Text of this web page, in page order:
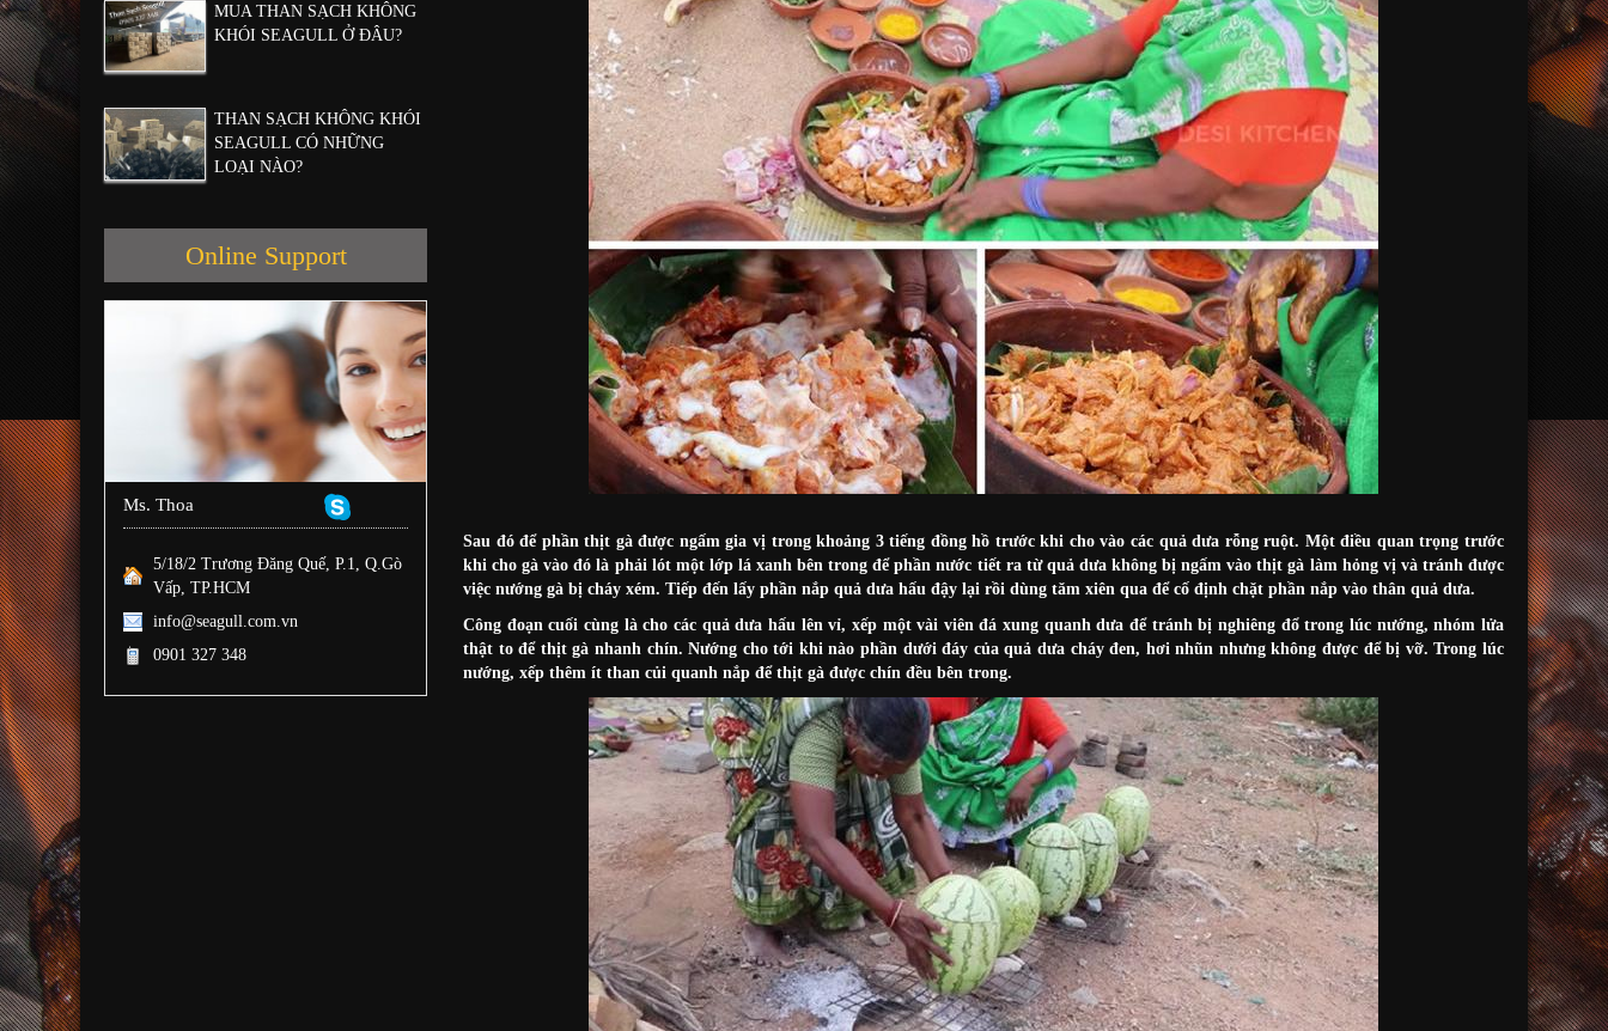
MUA THAN SẠCH KHÔNG
KHÓI SEAGULL Ở ĐÂU?
THAN SẠCH KHÔNG KHÓI
SEAGULL CÓ NHỮNG
LOẠI NÀO?
Online Support
Ms. Thoa
5/18/2 Trương Đăng Quế, P.1, Q.Gò
Vấp, TP.HCM
info@seagull.com.vn
0901 327 348
Sau đó để phần thịt gà được ngấm gia vị trong khoảng 3 tiếng đồng hồ trước khi cho vào các quả dưa rỗng ruột. Một điều quan trọng trước
khi cho gà vào đó là phải lót một lớp lá xanh bên trong để phần nước tiết ra từ quả dưa không bị ngấm vào thịt gà làm hỏng vị và tránh được
việc nướng gà bị cháy xém. Tiếp đến lấy phần nắp quả dưa hấu đậy lại rồi dùng tăm xiên qua để cố định chặt phần nắp vào thân quả dưa.
Công đoạn cuối cùng là cho các quả dưa hấu lên vỉ, xếp một vài viên đá xung quanh dưa để tránh bị nghiêng đổ trong lúc nướng, nhóm lửa
thật to để thịt gà nhanh chín. Nướng cho tới khi nào phần dưới đáy của quả dưa cháy đen, hơi nhũn nhưng không được để bị vỡ. Trong lúc
nướng, xếp thêm ít than củi quanh nắp để thịt gà được chín đều bên trong.